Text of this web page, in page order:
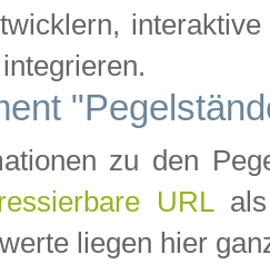
zu den
URLals
liegen hier